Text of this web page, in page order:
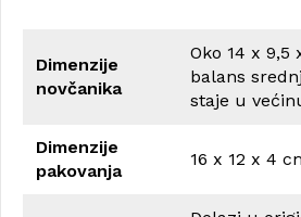
Dimenzije
novčanika
Oko 14 x 9,5
balans
staje u
Dimenzije
pakovanja
16 x 12 x 4